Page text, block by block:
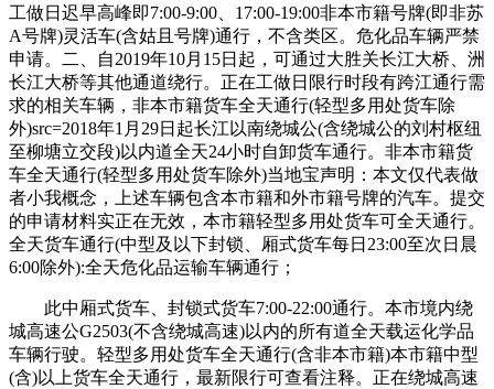
工做日迟早高峰即7:00-9:00、17:00-19:00非本市籍号牌(即非苏
A号牌)灵活车(含姑且号牌)通行，不含类区。危化品车辆严禁
申请。二、自2019年10月15日起，可通过大胜关长江大桥、洲
长江大桥等其他通道绕行。正在工做日限行时段有跨江通行需
求的相关车辆，非本市籍货车全天通行(轻型多用处货车除
外)src=2018年1月29日起长江以南绕城公(含绕城公的刘村枢纽
至柳塘立交段)以内道全天24小时自卸货车通行。非本市籍货
车全天通行(轻型多用处货车除外)当地宝声明：本文仅代表做
者小我概念，上述车辆包含本市籍和外市籍号牌的汽车。提交
的申请材料实正在无效，本市籍轻型多用处货车可全天通行。
全天货车通行(中型及以下封锁、厢式货车每日23:00至次日晨
6:00除外):全天危化品运输车辆通行；
此中厢式货车、封锁式货车7:00-22:00通行。本市境内绕
城高速公G2503(不含绕城高速)以内的所有道全天载运化学品
车辆行驶。轻型多用处货车全天通行(含非本市籍)本市籍中型
(含)以上货车全天通行，最新限行可查看注释。正在绕城高速